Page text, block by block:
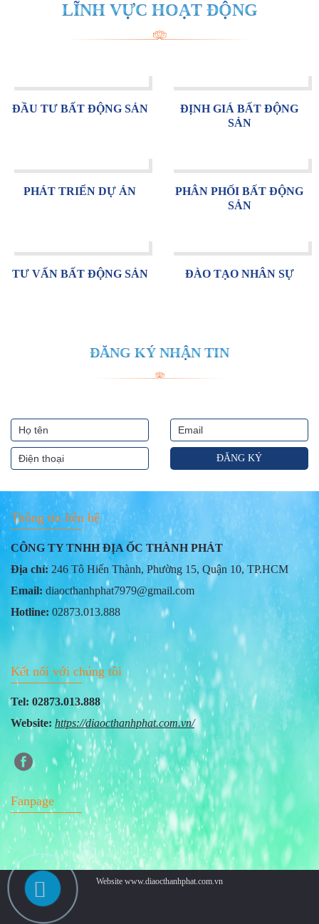
doanh và BLĐ Công ty - Dẫn dắt và thúc
đẩy việc bán hàng đối với Nhân viên Kinh
Doanh trong phòng.
LĨNH VỰC HOẠT ĐỘNG
ĐẦU TƯ BẤT ĐỘNG SẢN
ĐỊNH GIÁ BẤT ĐỘNG
SẢN
PHÁT TRIỂN DỰ ÁN
PHÂN PHỐI BẤT ĐỘNG
SẢN
TƯ VẤN BẤT ĐỘNG SẢN ĐÀO TẠO NHÂN SỰ
ĐĂNG KÝ NHẬN TIN
Thông tin liên hệ
CÔNG TY TNHH ĐỊA ỐC THÀNH PHÁT
Địa chỉ: 246 Tô Hiến Thành, Phường 15, Quận 10, TP.HCM
Email: diaocthanhphat7979@gmail.com
Hotline: 02873.013.888
Kết nối với chúng tôi
Tel: 02873.013.888
Website: https://diaocthanhphat.com.vn/
Fanpage
Website www.diaocthanhphat.com.vn